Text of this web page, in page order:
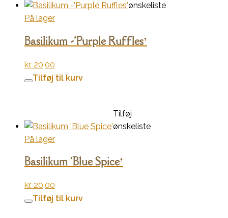
ønskeliste
På lager
Basilikum -‘Purple Ruffles’
kr. 20,00
Tilføj til kurv
Tilføj
ønskeliste
På lager
Basilikum ‘Blue Spice’
kr. 20,00
Tilføj til kurv